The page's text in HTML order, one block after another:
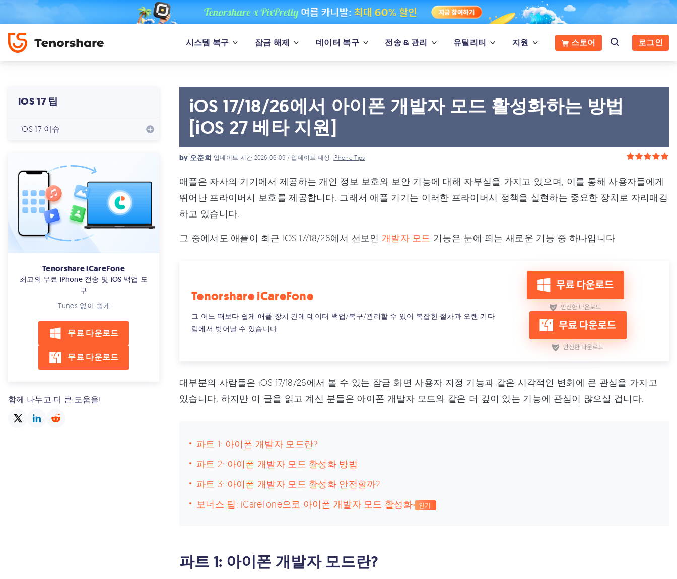
시스템 복구 잠금 해제 데이터 복구 전송 & 관리 유틸리티 지원 스토어 로그인
iOS 17 팁
iOS 17 이슈
Tenorshare iCareFone
최고의 무료 iPhone 전송 및 iOS 백업 도
구
iTunes 없이 쉽게
무료 다운로드
무료 다운로드
함께 나누고 더 큰 도움을!
iOS 17/18/26에서 아이폰 개발자 모드 활성화하는 방법
[iOS 27 베타 지원]
by 오준희 업데이트 시간 2026-06-09 / 업데이트 대상iPhone Tips
애플은 자사의 기기에서 제공하는 개인 정보 보호와 보안 기능에 대해 자부심을 가지고 있으며, 이를 통해 사용자들에게
뛰어난 프라이버시 보호를 제공합니다. 그래서 애플 기기는 이러한 프라이버시 정책을 실현하는 중요한 장치로 자리매김
하고 있습니다.
그 중에서도 애플이 최근 iOS 17/18/26에서 선보인 개발자 모드 기능은 눈에 띄는 새로운 기능 중 하나입니다.
Tenorshare iCareFone
그 어느 때보다 쉽게 애플 장치 간에 데이터 백업/복구/관리할 수 있어 복잡한 절차과 오랜 기다
림에서 벗어날 수 있습니다.
대부분의 사람들은 iOS 17/18/26에서 볼 수 있는 잠금 화면 사용자 지정 기능과 같은 시각적인 변화에 큰 관심을 가지고
있습니다. 하지만 이 글을 읽고 계신 분들은 아이폰 개발자 모드와 같은 더 깊이 있는 기능에 관심이 많으실 겁니다.
파트 1: 아이폰 개발자 모드란?
파트 2: 아이폰 개발자 모드 활성화 방법
파트 3: 아이폰 개발자 모드 활성화 안전할까?
보너스 팁: iCareFone으로 아이폰 개발자 모드 활성화
인기
파트 1: 아이폰 개발자 모드란?